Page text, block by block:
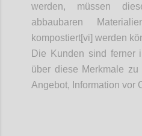
werden, müssen
abbaubaren
kompostiert[vi] werden
Die Kunden sind ferner
über diese Merkmale zu
Angebot, Information vor